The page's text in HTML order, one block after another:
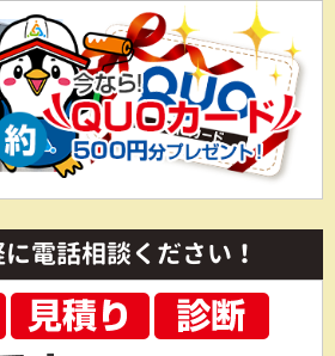
電話相談ください！